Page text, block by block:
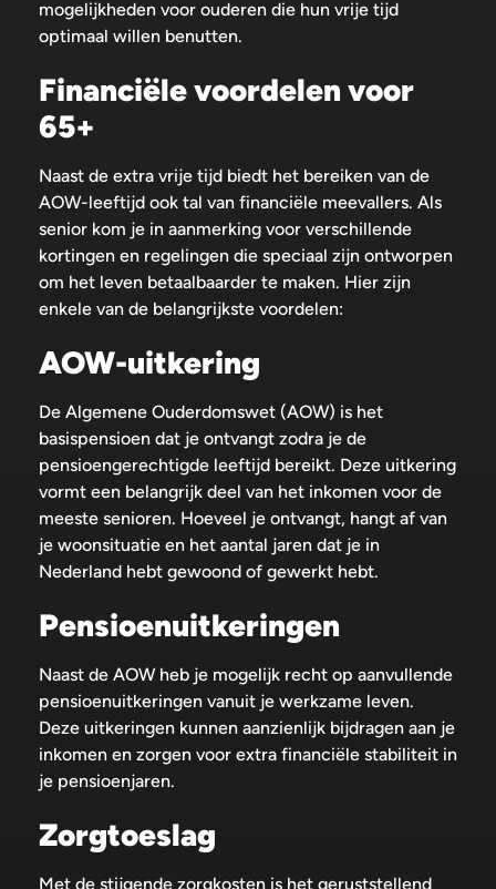
mogelijkheden voor ouderen die hun vrije tijd
optimaal willen benutten.
Financiële voordelen voor
65+
Naast de extra vrije tijd biedt het bereiken van de
AOW-leeftijd ook tal van financiële meevallers. Als
senior kom je in aanmerking voor verschillende
kortingen en regelingen die speciaal zijn ontworpen
om het leven betaalbaarder te maken. Hier zijn
enkele van de belangrijkste voordelen:
AOW-uitkering
De Algemene Ouderdomswet (AOW) is het
basispensioen dat je ontvangt zodra je de
pensioengerechtigde leeftijd bereikt. Deze uitkering
vormt een belangrijk deel van het inkomen voor de
meeste senioren. Hoeveel je ontvangt, hangt af van
je woonsituatie en het aantal jaren dat je in
Nederland hebt gewoond of gewerkt hebt.
Pensioenuitkeringen
Naast de AOW heb je mogelijk recht op aanvullende
pensioenuitkeringen vanuit je werkzame leven.
Deze uitkeringen kunnen aanzienlijk bijdragen aan je
inkomen en zorgen voor extra financiële stabiliteit in
je pensioenjaren.
Zorgtoeslag
Met de stijgende zorgkosten is het geruststellend